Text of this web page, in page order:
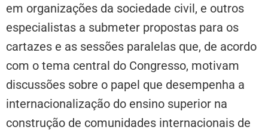
em organizações da sociedade civil, e outros
especialistas a submeter propostas para os
cartazes e as sessões paralelas que, de acordo
com o tema central do Congresso, motivam
discussões sobre o papel que desempenha a
internacionalização do ensino superior na
construção de comunidades internacionais de